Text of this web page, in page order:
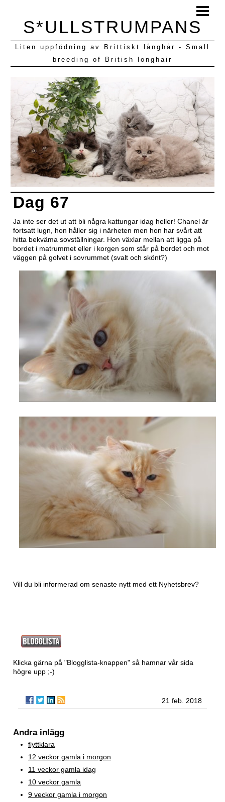
BLOGG
KULLAR VI HAFT
S*ULLSTRUMPANS
Liten uppfödning av Brittiskt långhår - Small
breeding of British longhair
Dag 67
Ja inte ser det ut att bli några kattungar idag heller! Chanel är
fortsatt lugn, hon håller sig i närheten men hon har svårt att
hitta bekväma sovställningar. Hon växlar mellan att ligga på
bordet i matrummet eller i korgen som står på bordet och mot
väggen på golvet i sovrummet (svalt och skönt?)
Vill du bli informerad om senaste nytt med ett Nyhetsbrev?
Klicka gärna på "Blogglista-knappen" så hamnar vår sida
högre upp ;-)
21 feb. 2018
Andra inlägg
flyttklara
12 veckor gamla i morgon
11 veckor gamla idag
10 veckor gamla
9 veckor gamla i morgon